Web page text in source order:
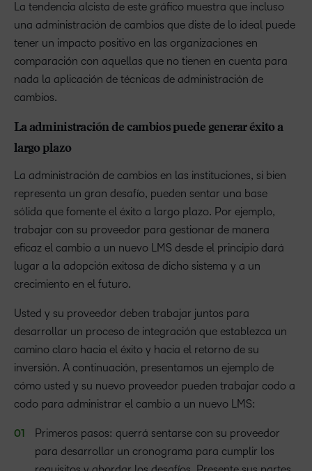
La tendencia alcista de este gráfico muestra que incluso
una administración de cambios que diste de lo ideal puede
tener un impacto positivo en las organizaciones en
comparación con aquellas que no tienen en cuenta para
nada la aplicación de técnicas de administración de
cambios.
La administración de cambios puede generar éxito a
largo plazo
La administración de cambios en las instituciones, si bien
representa un gran desafío, pueden sentar una base
sólida que fomente el éxito a largo plazo. Por ejemplo,
trabajar con su proveedor para gestionar de manera
eficaz el cambio a un nuevo LMS desde el principio dará
lugar a la adopción exitosa de dicho sistema y a un
crecimiento en el futuro.
Usted y su proveedor deben trabajar juntos para
desarrollar un proceso de integración que establezca un
camino claro hacia el éxito y hacia el retorno de su
inversión. A continuación, presentamos un ejemplo de
cómo usted y su nuevo proveedor pueden trabajar codo a
codo para administrar el cambio a un nuevo LMS:
Primeros pasos: querrá sentarse con su proveedor
para desarrollar un cronograma para cumplir los